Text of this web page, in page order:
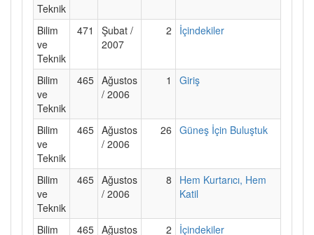
Teknik
Bilim
ve
Teknik
471
Şubat /
2007
2 İçindekiler
Bilim
ve
Teknik
465 Ağustos
/ 2006
1 Giriş
Bilim
ve
Teknik
465 Ağustos
/ 2006
26 Güneş İçin Buluştuk
Bilim
ve
Teknik
465 Ağustos
/ 2006
8
Hem Kurtarıcı, Hem
Katil
Bilim 465 Ağustos 2 İçindekiler